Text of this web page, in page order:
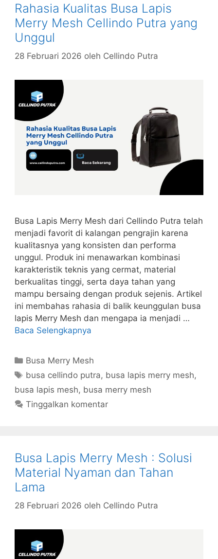
Rahasia Kualitas Busa Lapis
Merry Mesh Cellindo Putra yang
Unggul
28 Februari 2026 oleh Cellindo Putra
Busa Lapis Merry Mesh dari Cellindo Putra telah
menjadi favorit di kalangan pengrajin karena
kualitasnya yang konsisten dan performa
unggul. Produk ini menawarkan kombinasi
karakteristik teknis yang cermat, material
berkualitas tinggi, serta daya tahan yang
mampu bersaing dengan produk sejenis. Artikel
ini membahas rahasia di balik keunggulan busa
lapis Merry Mesh dan mengapa ia menjadi …
Baca Selengkapnya
Kategori
Busa Merry Mesh
Tag
busa cellindo putra, busa lapis merry mesh,
busa lapis mesh, busa merry mesh
Tinggalkan komentar
Busa Lapis Merry Mesh : Solusi
Material Nyaman dan Tahan
Lama
28 Februari 2026 oleh Cellindo Putra